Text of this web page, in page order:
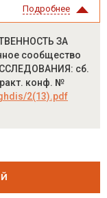
Подробнее
ЗА
сообщество
сб.
конф. №
2(13).pdf